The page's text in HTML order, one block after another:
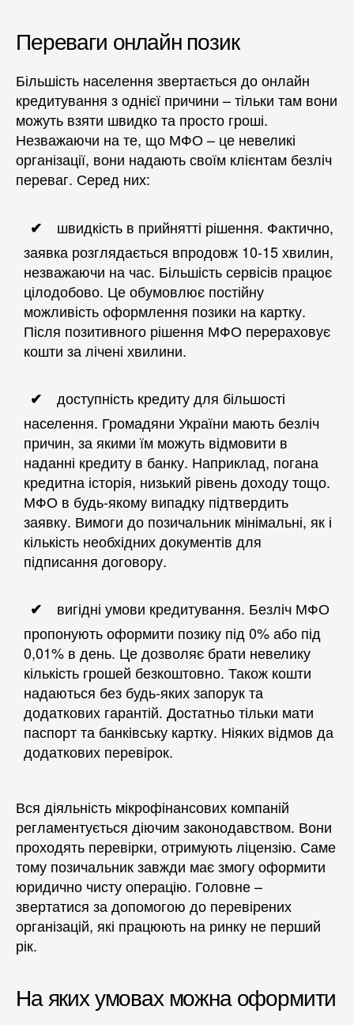
Переваги онлайн позик
Більшість населення звертається до онлайн
кредитування з однієї причини – тільки там вони
можуть взяти швидко та просто гроші.
Незважаючи на те, що МФО – це невеликі
організації, вони надають своїм клієнтам безліч
переваг. Серед них:
швидкість в прийнятті рішення. Фактично,
заявка розглядається впродовж 10-15 хвилин,
незважаючи на час. Більшість сервісів працює
цілодобово. Це обумовлює постійну
можливість оформлення позики на картку.
Після позитивного рішення МФО перераховує
кошти за лічені хвилини.
доступність кредиту для більшості
населення. Громадяни України мають безліч
причин, за якими їм можуть відмовити в
наданні кредиту в банку. Наприклад, погана
кредитна історія, низький рівень доходу тощо.
МФО в будь-якому випадку підтвердить
заявку. Вимоги до позичальник мінімальні, як і
кількість необхідних документів для
підписання договору.
вигідні умови кредитування. Безліч МФО
пропонують оформити позику під 0% або під
0,01% в день. Це дозволяє брати невелику
кількість грошей безкоштовно. Також кошти
надаються без будь-яких запорук та
додаткових гарантій. Достатньо тільки мати
паспорт та банківську картку. Ніяких відмов да
додаткових перевірок.
Вся діяльність мікрофінансових компаній
регламентується діючим законодавством. Вони
проходять перевірки, отримують ліцензію. Саме
тому позичальник завжди має змогу оформити
юридично чисту операцію. Головне –
звертатися за допомогою до перевірених
організацій, які працюють на ринку не перший
рік.
На яких умовах можна оформити